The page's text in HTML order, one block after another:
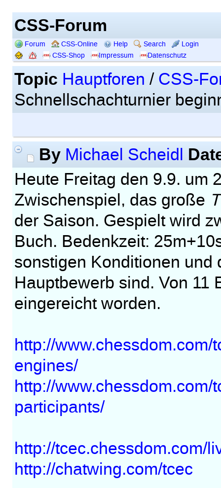
CSS-Forum
Forum CSS-Online Help Search
Login
CSS-Shop
Impressum Datenschutz
Topic Hauptforen / CSS-
Schnellschachturnier
By Michael Scheidl
Heute Freitag den 9.9. um
Zwischenspiel, das große
der Saison. Gespielt wird
Buch. Bedenkzeit:
sonstigen Konditionen und
Hauptbewerb sind. Von 11
eingereicht worden.
http://
engines/
http://
participants/
http://tcec.chessdom.com/
http://chatwing.com/tcec